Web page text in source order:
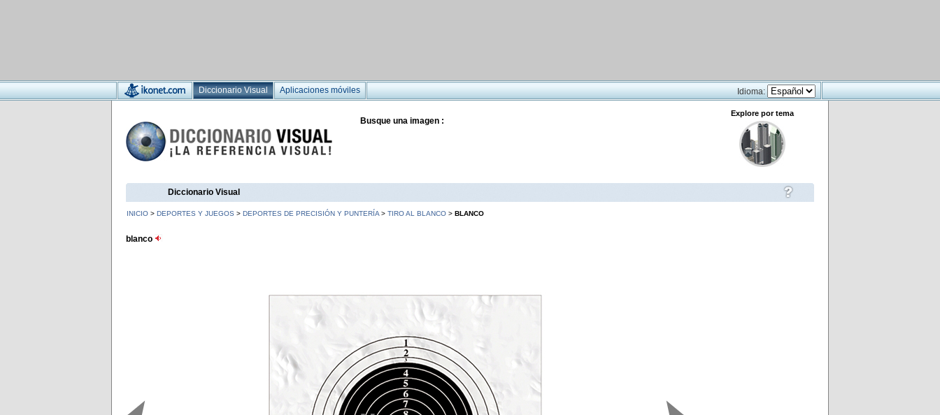
Diccionario Visual Aplicaciones móviles Idioma:
Busque una imagen :
Explore por tema
Diccionario Visual
INICIO > DEPORTES Y JUEGOS > DEPORTES DE PRECISIÓN Y PUNTERÍA > TIRO AL BLANCO > BLANCO
blanco